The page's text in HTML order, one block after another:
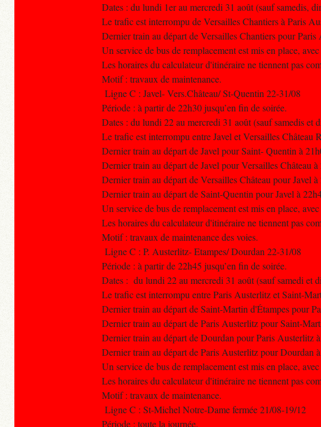
Dates : du lundi 1er au mercredi 31 août (sauf samedis,
Le trafic est interrompu de Versailles Chantiers à Paris
Dernier train au départ de Versailles Chantiers pour Paris
Un service de bus de remplacement est mis en place,
Les horaires du calculateur d'itinéraire ne tiennent pas
Motif : travaux de maintenance.
Ligne C : Javel- Vers.Château/ St-Quentin 22-31/08
Période : à partir de 22h30 jusqu’en fin de soirée.
Dates : du lundi 22 au mercredi 31 août (sauf samedis et
Le trafic est interrompu entre Javel et Versailles
Dernier train au départ de Javel pour Saint- Quentin à
Dernier train au départ de Javel pour Versailles Château à
Dernier train au départ de Versailles Château pour Javel à
Dernier train au départ de Saint-Quentin pour Javel à
Un service de bus de remplacement est mis en place,
Les horaires du calculateur d'itinéraire ne tiennent pas
Motif : travaux de maintenance des voies.
Ligne C : P. Austerlitz- Etampes/ Dourdan 22-31/08
Période : à partir de 22h45 jusqu’en fin de soirée.
Dates : du lundi 22 au mercredi 31 août (sauf samedi et
Le trafic est interrompu entre Paris Austerlitz et Saint-
Dernier train au départ de Saint-Martin d'Étampes pour
Dernier train au départ de Paris Austerlitz pour Saint-
Dernier train au départ de Dourdan pour Paris Austerlitz
Dernier train au départ de Paris Austerlitz pour Dourdan
Un service de bus de remplacement est mis en place,
Les horaires du calculateur d'itinéraire ne tiennent pas
Motif : travaux de maintenance.
Ligne C : St-Michel Notre-Dame fermée 21/08-19/12
Période : toute la journée.